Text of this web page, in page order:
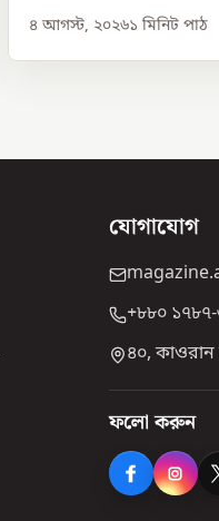
৪ আগস্ট, ২০২৬১ মিনিট পাঠ
যোগাযোগ
+৮৮০
৪০, কাওরান
ফলো করুন